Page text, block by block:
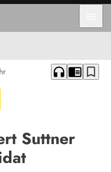
headphones chrome_reader_mode bookmark_border
Suttner